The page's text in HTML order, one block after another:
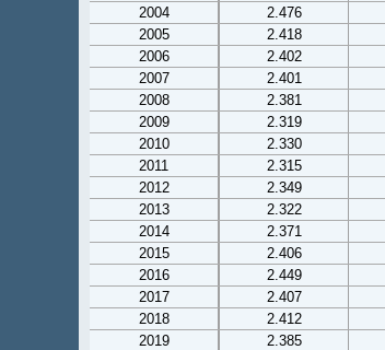
2004
2.476
2005
2.418
2006
2.402
2007
2.401
2008
2.381
2009
2.319
2010
2.330
2011
2.315
2012
2.349
2013
2.322
2014
2.371
2015
2.406
2016
2.449
2017
2.407
2018
2.412
2019
2.385